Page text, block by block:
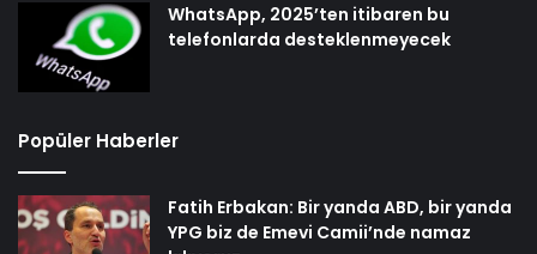
WhatsApp, 2025’ten itibaren bu
telefonlarda desteklenmeyecek
Popüler Haberler
Fatih Erbakan: Bir yanda ABD, bir yanda
YPG biz de Emevi Camii’nde namaz